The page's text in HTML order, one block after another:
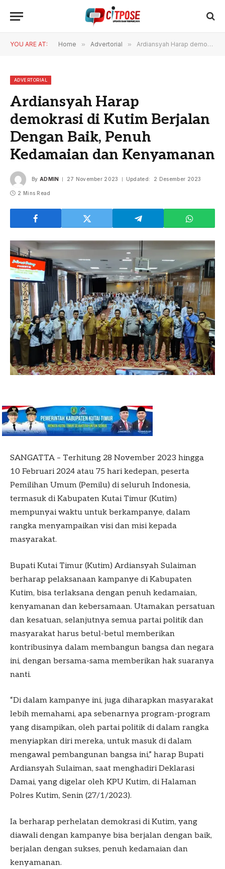
YOU ARE AT: Home » Advertorial » Ardiansyah Harap demokrasi di Kutim Berjalan Dengan Baik, Penuh Kedamaian dan Kenyamanan
ADVERTORIAL
Ardiansyah Harap
demokrasi di Kutim Berjalan
Dengan Baik, Penuh
Kedamaian dan Kenyamanan
By ADMIN 27 November 2023 Updated: 2 Desember 2023
2 Mins Read
SANGATTA – Terhitung 28 November 2023 hingga
10 Februari 2024 atau 75 hari kedepan, peserta
Pemilihan Umum (Pemilu) di seluruh Indonesia,
termasuk di Kabupaten Kutai Timur (Kutim)
mempunyai waktu untuk berkampanye, dalam
rangka menyampaikan visi dan misi kepada
masyarakat.
Bupati Kutai Timur (Kutim) Ardiansyah Sulaiman
berharap pelaksanaan kampanye di Kabupaten
Kutim, bisa terlaksana dengan penuh kedamaian,
kenyamanan dan kebersamaan. Utamakan persatuan
dan kesatuan, selanjutnya semua partai politik dan
masyarakat harus betul-betul memberikan
kontribusinya dalam membangun bangsa dan negara
ini, dengan bersama-sama memberikan hak suaranya
nanti.
“Di dalam kampanye ini, juga diharapkan masyarakat
lebih memahami, apa sebenarnya program-program
yang disampikan, oleh partai politik di dalam rangka
menyiapkan diri mereka, untuk masuk di dalam
mengawal pembangunan bangsa ini,” harap Bupati
Ardiansyah Sulaiman, saat menghadiri Deklarasi
Damai, yang digelar oleh KPU Kutim, di Halaman
Polres Kutim, Senin (27/1/2023).
Ia berharap perhelatan demokrasi di Kutim, yang
diawali dengan kampanye bisa berjalan dengan baik,
berjalan dengan sukses, penuh kedamaian dan
kenyamanan.